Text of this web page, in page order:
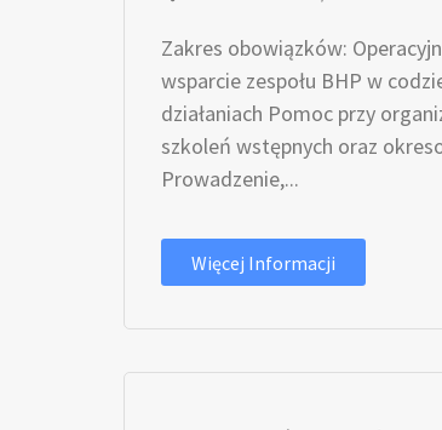
Zakres obowiązków:
wsparcie zespołu BHP w
działaniach Pomoc przy
szkoleń wstępnych oraz
Prowadzenie,...
Więcej Informacji